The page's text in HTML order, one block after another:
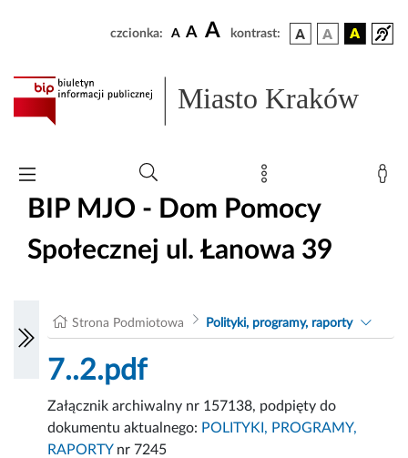
czcionka: A A A kontrast:
Miasto Kraków
BIP MJO - Dom Pomocy
Społecznej ul. Łanowa 39
Strona Podmiotowa Polityki, programy, raporty
7..2.pdf
Załącznik archiwalny nr 157138, podpięty do
dokumentu aktualnego: POLITYKI, PROGRAMY,
RAPORTYnr 7245